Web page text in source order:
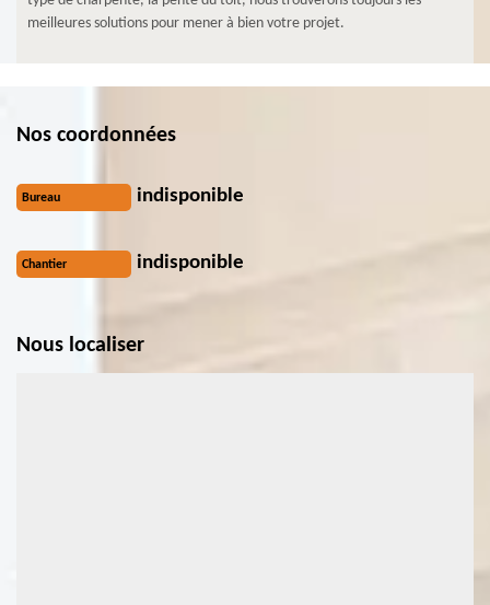
meilleures solutions pour mener à bien votre projet.
Nos coordonnées
Bureau indisponible
Chantier indisponible
Nous localiser